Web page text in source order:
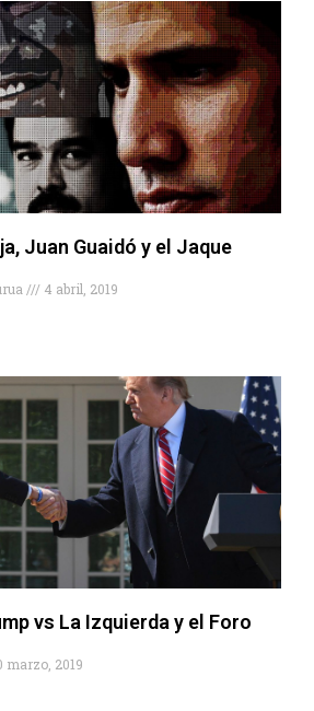
Juan Guaidó y el Jaque
4 abril, 2019
vs La Izquierda y el Foro
marzo, 2019